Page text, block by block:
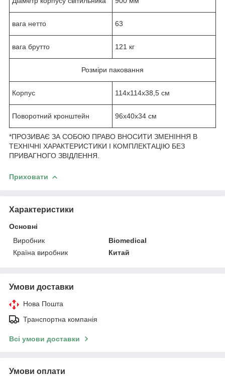
вага нетто 63
вага брутто 121 кг
Розміри паковання
Корпус 114х114х38,5 см
Поворотний кронштейн 96х40х34 см
*ПРОЗИВАЄ ЗА СОБОЮ ПРАВО ВНОСИТИ ЗМЕНІННЯ В
ТЕХНІЧНІ ХАРАКТЕРИСТИКИ І КОМПЛЕКТАЦІЮ БЕЗ
ПРИВАГНОГО ЗВІДЛЕННЯ.
Приховати
Характеристики
Основні
Виробник
Biomedical
Країна виробник
Китай
Умови доставки
Нова Пошта
Транспортна компанія
Всі умови доставки
Умови оплати